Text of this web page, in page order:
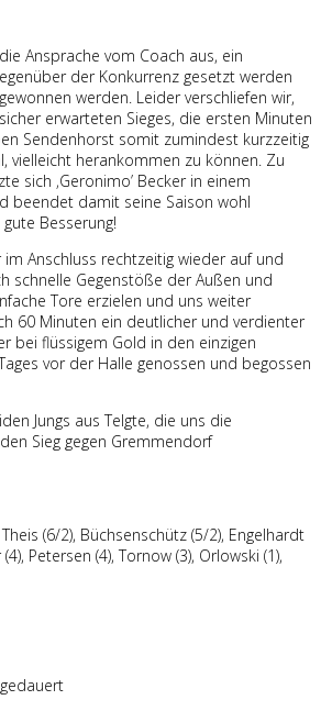
Ansprache vom Coach aus, ein
der Konkurrenz gesetzt werden
werden. Leider verschliefen wir,
erwarteten Sieges, die ersten Minuten
Sendenhorst somit zumindest kurzzeitig
vielleicht herankommen zu können. Zu
sich ‚Geronimo’ Becker in einem
beendet damit seine Saison wohl
Besserung!
Anschluss rechtzeitig wieder auf und
schnelle Gegenstöße der Außen und
Tore erzielen und uns weiter
60 Minuten ein deutlicher und verdienter
bei flüssigem Gold in den einzigen
vor der Halle genossen und begossen
Jungs aus Telgte, die uns die
Sieg gegen Gremmendorf
(6/2), Büchsenschütz (5/2), Engelhardt
Petersen (4), Tornow (3), Orlowski (1),